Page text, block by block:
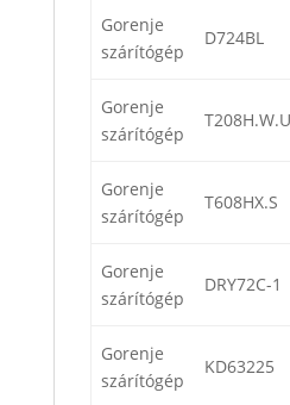
Gorenje
szárítógép
D724BL
Gorenje
szárítógép
T208H.W.U
Gorenje
szárítógép
T608HX.S
Gorenje
szárítógép
DRY72C-1
Gorenje
szárítógép
KD63225